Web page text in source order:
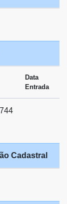
Data
Entrada
Cadastral